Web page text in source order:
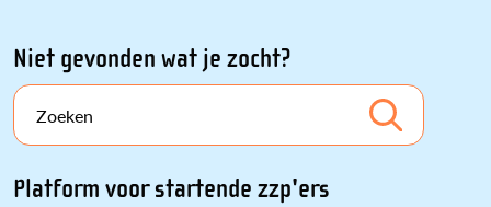
Niet gevonden wat je zocht?
Zoeken
Platform voor startende zzp'ers